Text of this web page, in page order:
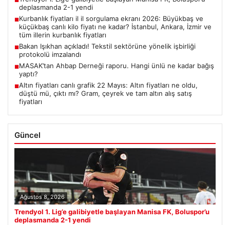
deplasmanda 2-1 yendi
■Kurbanlık fiyatları il il sorgulama ekranı 2026: Büyükbaş ve
küçükbaş canlı kilo fiyatı ne kadar? İstanbul, Ankara, İzmir ve
tüm illerin kurbanlık fiyatları
■Bakan Işıkhan açıkladı! Tekstil sektörüne yönelik işbirliği
protokolü imzalandı
■MASAK’tan Ahbap Derneği raporu. Hangi ünlü ne kadar bağış
yaptı?
■Altın fiyatları canlı grafik 22 Mayıs: Altın fiyatları ne oldu,
düştü mü, çıktı mı? Gram, çeyrek ve tam altın alış satış
fiyatları
Güncel
Ağustos 8, 2026
Trendyol 1. Lig’e galibiyetle başlayan Manisa FK, Boluspor’u
deplasmanda 2-1 yendi